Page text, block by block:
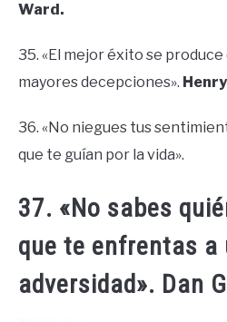
Ward.
35. «El mejor éxito se produce
mayores decepciones».
36. «No niegues tus
que te guían por la vida».
37. «No sabes
que te enfrentas a
adversidad». Dan